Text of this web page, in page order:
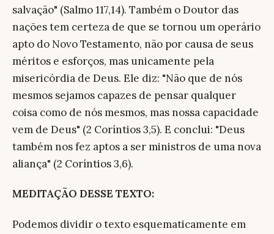
salvação" (Salmo 117,14). Também o Doutor das
nações tem certeza de que se tornou um operário
apto do Novo Testamento, não por causa de seus
méritos e esforços, mas unicamente pela
misericórdia de Deus. Ele diz: "Não que de nós
mesmos sejamos capazes de pensar qualquer
coisa como de nós mesmos, mas nossa capacidade
vem de Deus" (2 Coríntios 3,5). E conclui: "Deus
também nos fez aptos a ser ministros de uma nova
aliança" (2 Coríntios 3,6).
MEDITAÇÃO DESSE TEXTO:
Podemos dividir o texto esquematicamente em